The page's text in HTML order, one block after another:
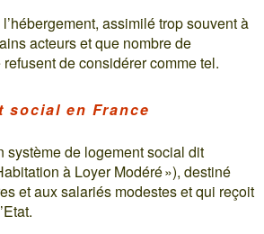
assimilé trop souvent à
acteurs et que nombre de
de considérer comme tel.
social en France
système de logement social dit
à Loyer Modéré »), destiné
et aux salariés modestes et qui reçoit